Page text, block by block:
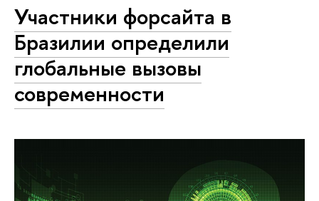
Участники форсайта в
Бразилии определили
глобальные вызовы
современности